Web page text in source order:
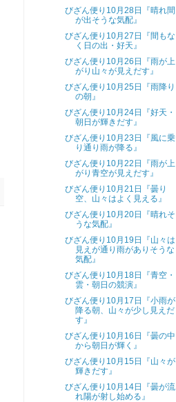
びざん便り10月28日『晴れ間
が出そうな気配』
びざん便り10月27日『間もな
く日の出・好天』
びざん便り10月26日『雨が上
がり山々が見えだす』
びざん便り10月25日『雨降り
の朝』
びざん便り10月24日『好天・
朝日が輝きだす』
びざん便り10月23日『風に乗
り通り雨が降る』
びざん便り10月22日『雨が上
がり青空が見えだす』
びざん便り10月21日『曇り
空、山々はよく見える』
びざん便り10月20日『晴れそ
うな気配』
びざん便り10月19日『山々は
見えが通り雨がありそうな
気配』
びざん便り10月18日『青空・
雲・朝日の競演』
びざん便り10月17日『小雨が
降る朝、山々が少し見えだ
す』
びざん便り10月16日『曇の中
から朝日が輝く』
びざん便り10月15日『山々が
輝きだす』
びざん便り10月14日『曇が流
れ陽が射し始める』